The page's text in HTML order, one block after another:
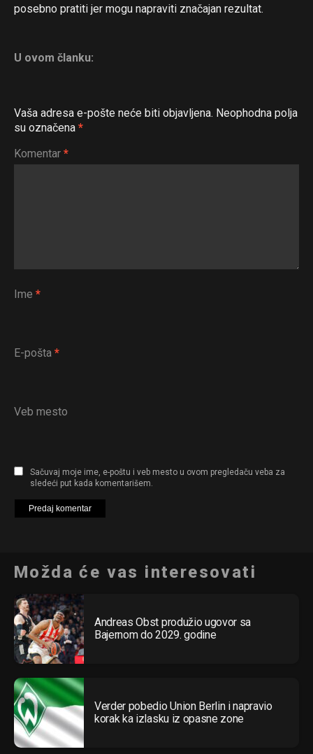
posebno pratiti jer mogu napraviti značajan rezultat.
U ovom članku:
Vaša adresa e-pošte neće biti objavljena. Neophodna polja
su označena *
Komentar *
Ime *
E-pošta *
Veb mesto
Sačuvaj moje ime, e-poštu i veb mesto u ovom pregledaču veba za
sledeći put kada komentarišem.
Možda će vas interesovati
Andreas Obst produžio ugovor sa
Bajernom do 2029. godine
Verder pobedio Union Berlin i napravio
korak ka izlasku iz opasne zone